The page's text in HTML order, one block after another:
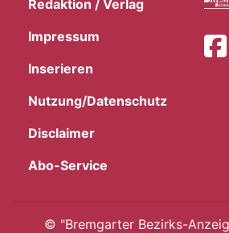
App
Redaktion / Verlag
Impressum
Inserieren
Nutzung/Datenschutz
Disclaimer
Abo-Service
© "Bremgarter Bezirks-